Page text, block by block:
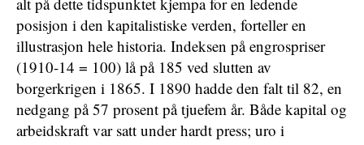
posisjon i den kapitalistiske verden, forteller en
illustrasjon hele historia. Indeksen på engrospriser
(1910-14 = 100) lå på 185 ved slutten av
borgerkrigen i 1865. I 1890 hadde den falt til 82, en
nedgang på 57 prosent på tjuefem år. Både kapital og
arbeidskraft var satt under hardt press; uro i